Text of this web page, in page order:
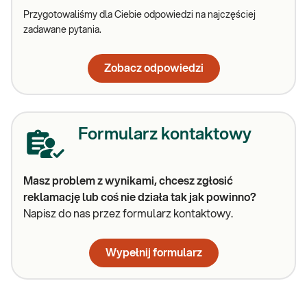
Przygotowaliśmy dla Ciebie odpowiedzi na najczęściej
zadawane pytania.
Zobacz odpowiedzi
Formularz kontaktowy
Masz problem z wynikami, chcesz zgłosić
reklamację lub coś nie działa tak jak powinno?
Napisz do nas przez formularz kontaktowy.
Wypełnij formularz